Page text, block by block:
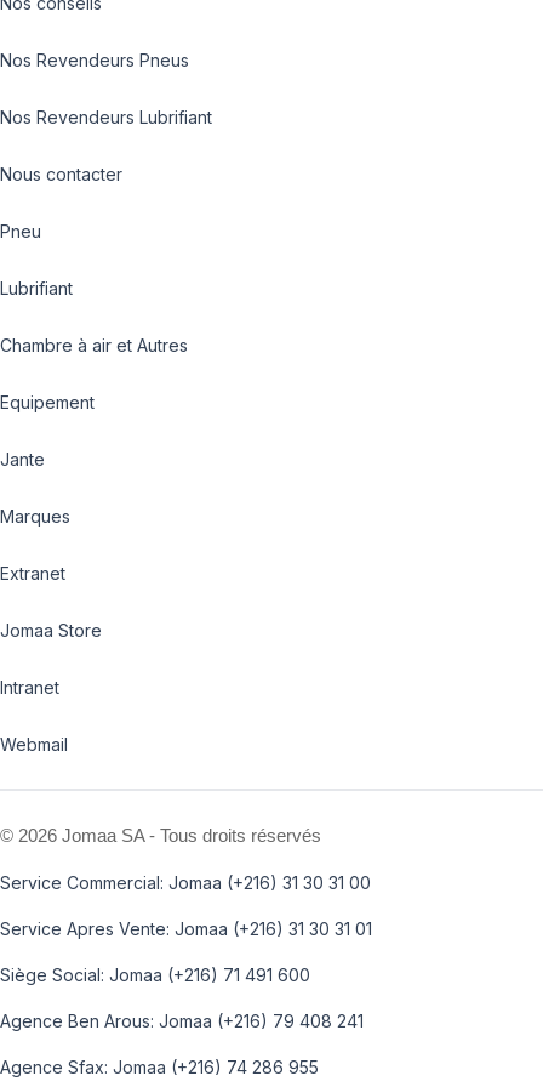
Nos Revendeurs Pneus
Nos Revendeurs Lubrifiant
Nous contacter
Pneu
Lubrifiant
Chambre à air et Autres
Equipement
Jante
Marques
Extranet
Jomaa Store
Intranet
Webmail
© 2026 Jomaa SA - Tous droits réservés
Service Commercial: Jomaa (+216) 31 30 31 00
Service Apres Vente: Jomaa (+216) 31 30 31 01
Siège Social: Jomaa (+216) 71 491 600
Agence Ben Arous: Jomaa (+216) 79 408 241
Agence Sfax: Jomaa (+216) 74 286 955